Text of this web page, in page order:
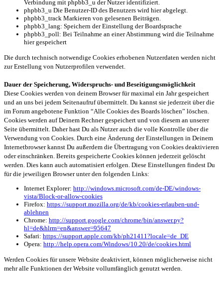
Verbindung mit phpbb3_u der Nutzer identifiziert.
phpbb3_u Die Benutzer-ID des Benutzers wird hier abgelegt.
phpbb3_track Markieren von gelesenen Beiträgen.
phpbb3_lang: Speichern der Einstellung der Boardsprache
phpbb3_poll: Bei Teilnahme an einer Abstimmung wird die Teilnahme
hier gespeichert
Die durch technisch notwendige Cookies erhobenen Nutzerdaten werden nicht
zur Erstellung von Nutzerprofilen verwendet.
Dauer der Speicherung, Widerspruchs- und Beseitigungsmöglichkeit
Diese Cookies werden von deinem Browser für maximal ein Jahr gespeichert
und an uns bei jedem Seitenaufruf übermittelt. Du kannst sie jederzeit über die
im Forum angebotene Funktion “Alle Cookies des Boards löschen” löschen.
Cookies werden auf Deinem Rechner gespeichert und von diesem an unserer
Seite übermittelt. Daher hast Du als Nutzer auch die volle Kontrolle über die
Verwendung von Cookies. Durch eine Änderung der Einstellungen in Deinem
Internetbrowser kannst Du außerdem die Übertragung von Cookies deaktivieren
oder einschränken. Bereits gespeicherte Cookies können jederzeit gelöscht
werden. Dies kann auch automatisiert erfolgen. Diese Einstellungen findest Du
für die jeweiligen Browser unter den folgenden Links:
Internet Explorer: http://windows.microsoft.com/de-DE/windows-
vista/Block-or-allow-cookies
Firefox: https://support.mozilla.org/de/kb/cookies-erlauben-und-
ablehnen
Chrome: http://support.google.com/chrome/bin/answer.py?
hl=de&hlrm=en&answer=95647
Safari: https://support.apple.com/kb/ph21411?locale=de_DE
Opera: http://help.opera.com/Windows/10.20/de/cookies.html
Werden Cookies für unsere Website deaktiviert, können möglicherweise nicht
mehr alle Funktionen der Website vollumfänglich genutzt werden.